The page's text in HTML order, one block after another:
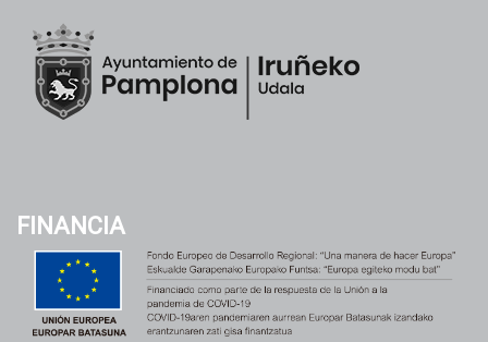
FINANCIA